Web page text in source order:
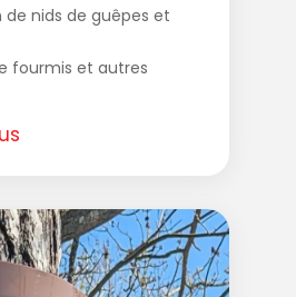
nids de guêpes et
fourmis et autres